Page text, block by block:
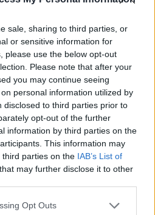
sale, sharing to third parties, or
or sensitive information for
please use the below opt-out
Please note that after your
you may continue seeing
personal information utilized by
disclosed to third parties prior to
opt-out of the further
information by third parties on the
This information may
parties on the IAB’s List of
that may further disclose it to other
Opt Outs
distrito de Setúbal, continuar a